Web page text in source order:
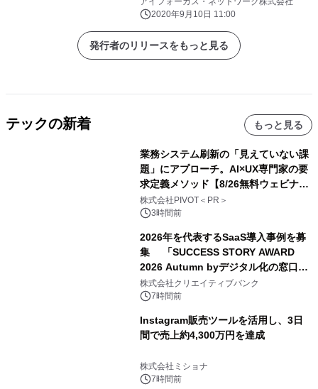
2020年9月10日 11:00
発行者のリリースをもっと見る
テックの新着 もっと見る
業務システム刷新の「見えていない課
題」にアプローチ。AI×UX専門家の要
求定義メソッド【8/26無料ウェビナ
ー】株式会社PIVOT
株式会社PIVOT＜PR＞
3時間前
2026年を代表するSaaS導入事例を募
集 「SUCCESS STORY AWARD
2026 Autumn byデジタル化の窓口」
開催
株式会社クリエイティブバンク
7時間前
Instagram販売ツールを活用し、3日
間で売上約4,300万円を達成
株式会社ミショナ
7時間前